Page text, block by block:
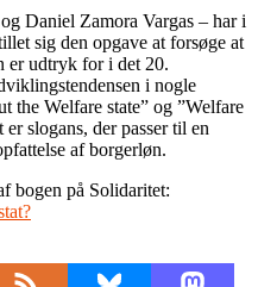
Daniel Zamora Vargas – har i
sig den opgave at forsøge at
er udtryk for i det 20.
i nogle
the Welfare state” og ”Welfare
slogans, der passer til en
af borgerløn.
bogen på Solidaritet: